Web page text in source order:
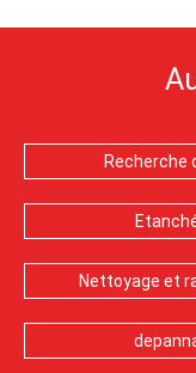
Recherche
Nettoyage et